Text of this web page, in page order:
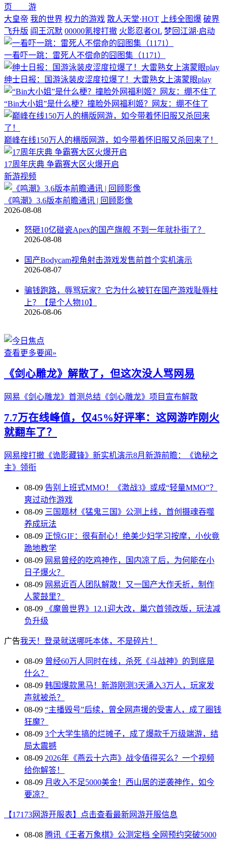
页 游
大皇帝 我的世界 权力的游戏 散人天堂·HOT 上线全图爆 破界
飞升版 阎王沉默 00000氪搜打撤 火影忍者OL 梦回江湖·启动
一看吓一跳：雷死人不偿命的囧图集（1171）
绅士日报：国游泳装皮涩度拉爆了！大雷熟女上演蒙眼play
“Bin大小姐”是什么梗？撞脸外网福利姬？网友：绷不住了
巅峰在线150万人的横版网游，如今带着怀旧服又杀回来了！
17周年庆典 争霸赛大区火爆开启
新游视频
《鸣潮》3.6版本前瞻通讯 | 回顾影像
2026-08-08
怒砸10亿碰瓷Apex的国产旗舰 不到一年就扑街了？
2026-08-08
国产Bodycam视角射击游戏发售前首个实机演示
2026-08-07
骗钱跑路，辱骂玩家？它为什么被钉在国产游戏耻辱柱
上？【是个人物10】
2026-08-06
查看更多要闻»
《剑心雕龙》解散了，但这次没人骂网易
网易《剑心雕龙》首测总结 《剑心雕龙》项目宣布解散
7.7万在线峰值，仅45%好评率：这网游咋刚火
就翻车了？
网易搜打撤《诡影藏锋》新实机演示8月新游前瞻：《诡秘之
主》领衔
08-09 告别上班式MMO！《激战3》或成“轻量MMO”？
爽过动作游戏
08-09 三国题材《猛鬼三国》公测上线，首创摄魂吞噬
养成玩法
08-09 正惊GIF：很有耐心！绝美少妇学习按摩，小伙竟
跪地教学
08-09 网易曾经的吃鸡神作，国内凉了后，为何能在小
日子爆火？
08-09 网易近百人团队解散！又一国产大作夭折，制作
人蒙鼓里？
08-09
《魔兽世界》12.1迎大改，巢穴首领改版，玩法减
负升级
广告我天！登录就送哪吒本体，不是碎片！
08-09 曾经60万人同时在线，杀死《斗战神》的到底是
什么？
08-09 韩国爆款黑马！新游刚测3天涌入3万人，玩家发
声就被杀？
08-09 “主播毁号”后续，曾全网声援的受害人，成了圈钱
狂魔？
08-09 3个大学生搞的烂摊子，成了爆款千万级端游，结
局太震撼
08-09 2026年《燕云十六声》战令值得买么？一个视频
给你解答！
08-09 月收入不足5000美金！西山居的逆袭神作，如今
要凉？
【17173网游开服表】点击查看最新网游开服信息
08-08 腾讯《王者万象棋》公测定档 全网预约突破5000